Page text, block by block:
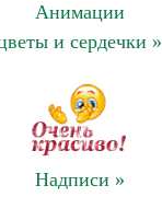
Анимации
и сердечки »
Надписи »